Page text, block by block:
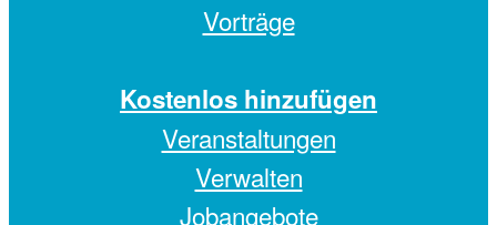
Vorträge
Kostenlos hinzufügen
Veranstaltungen
Verwalten
Jobangebote